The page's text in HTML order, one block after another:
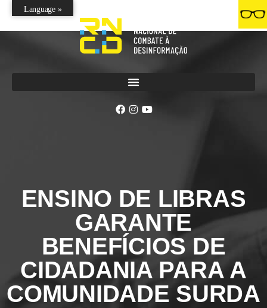
ENSINO DE LIBRAS
GARANTE
BENEFÍCIOS DE
CIDADANIA PARA A
COMUNIDADE SURDA
Language »